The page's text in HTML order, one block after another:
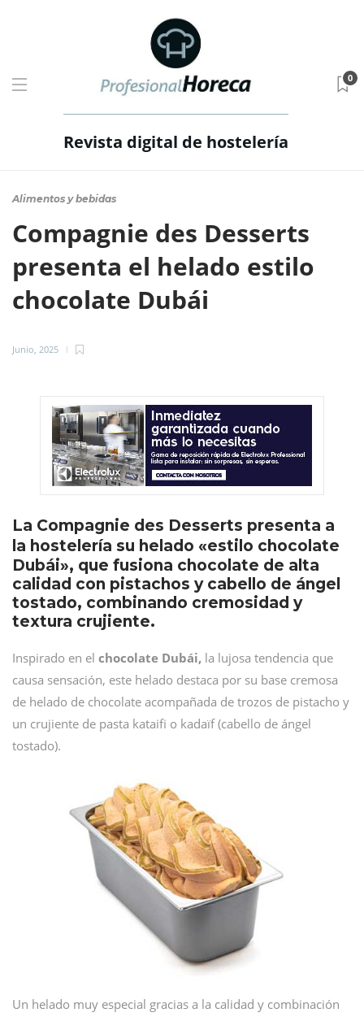
Revista digital de hostelería
0
Alimentos y bebidas
Compagnie des Desserts
presenta el helado estilo
chocolate Dubái
Junio, 2025
La Compagnie des Desserts presenta a
la hostelería su helado «estilo chocolate
Dubái», que fusiona chocolate de alta
calidad con pistachos y cabello de ángel
tostado, combinando cremosidad y
textura crujiente.
Inspirado en el chocolate Dubái, la lujosa tendencia que
causa sensación, este helado destaca por su base cremosa
de helado de chocolate acompañada de trozos de pistacho y
un crujiente de pasta kataifi o kadaïf (cabello de ángel
tostado).
Un helado muy especial gracias a la calidad y combinación